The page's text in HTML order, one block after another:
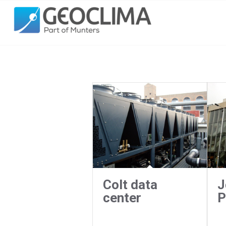
Colt data
center